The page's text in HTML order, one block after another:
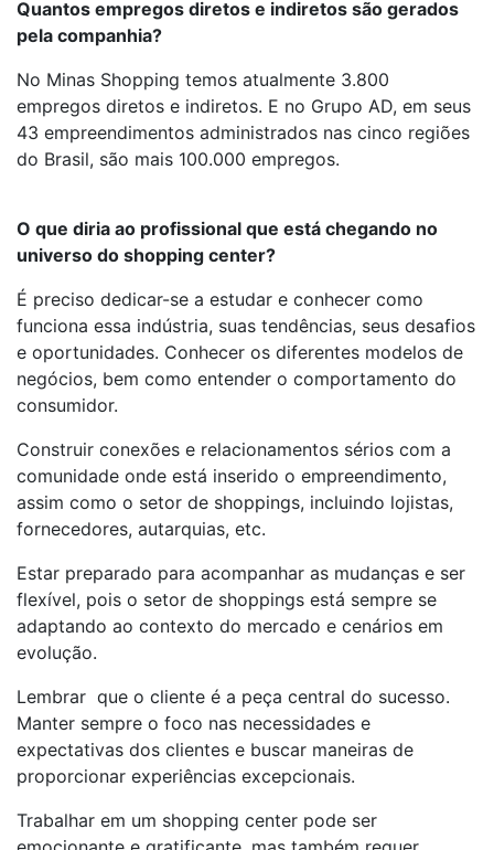
Quantos empregos diretos e indiretos são gerados
pela companhia?
No Minas Shopping temos atualmente 3.800
empregos diretos e indiretos. E no Grupo AD, em seus
43 empreendimentos administrados nas cinco regiões
do Brasil, são mais 100.000 empregos.
O que diria ao profissional que está chegando no
universo do shopping center?
É preciso dedicar-se a estudar e conhecer como
funciona essa indústria, suas tendências, seus desafios
e oportunidades. Conhecer os diferentes modelos de
negócios, bem como entender o comportamento do
consumidor.
Construir conexões e relacionamentos sérios com a
comunidade onde está inserido o empreendimento,
assim como o setor de shoppings, incluindo lojistas,
fornecedores, autarquias, etc.
Estar preparado para acompanhar as mudanças e ser
flexível, pois o setor de shoppings está sempre se
adaptando ao contexto do mercado e cenários em
evolução.
Lembrar que o cliente é a peça central do sucesso.
Manter sempre o foco nas necessidades e
expectativas dos clientes e buscar maneiras de
proporcionar experiências excepcionais.
Trabalhar em um shopping center pode ser